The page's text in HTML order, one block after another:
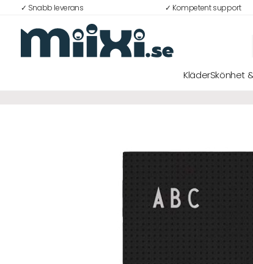
✓ Snabb leverans ✓ Kompetent support
KläderSkönhet